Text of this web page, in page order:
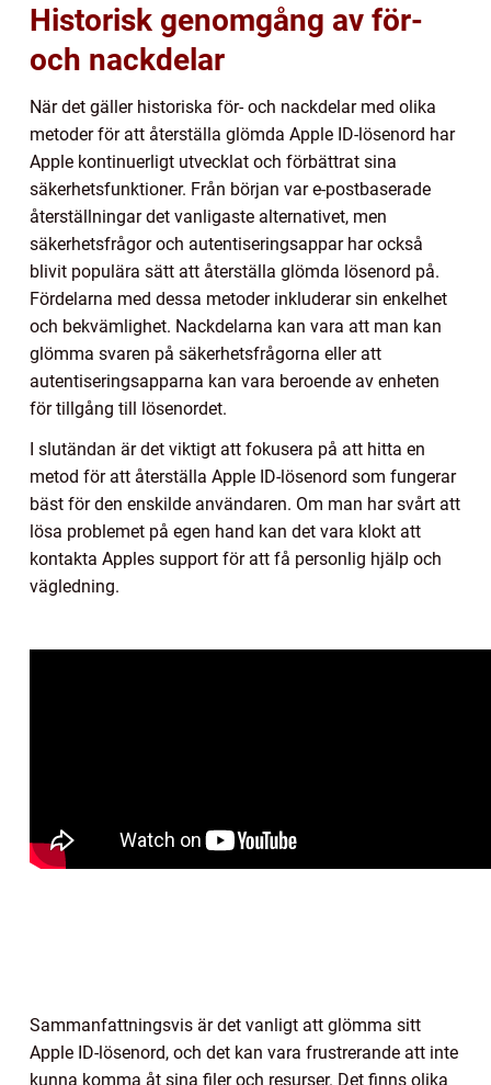
Historisk genomgång av för-
och nackdelar
När det gäller historiska för- och nackdelar med olika
metoder för att återställa glömda Apple ID-lösenord har
Apple kontinuerligt utvecklat och förbättrat sina
säkerhetsfunktioner. Från början var e-postbaserade
återställningar det vanligaste alternativet, men
säkerhetsfrågor och autentiseringsappar har också
blivit populära sätt att återställa glömda lösenord på.
Fördelarna med dessa metoder inkluderar sin enkelhet
och bekvämlighet. Nackdelarna kan vara att man kan
glömma svaren på säkerhetsfrågorna eller att
autentiseringsapparna kan vara beroende av enheten
för tillgång till lösenordet.
I slutändan är det viktigt att fokusera på att hitta en
metod för att återställa Apple ID-lösenord som fungerar
bäst för den enskilde användaren. Om man har svårt att
lösa problemet på egen hand kan det vara klokt att
kontakta Apples support för att få personlig hjälp och
vägledning.
Sammanfattningsvis är det vanligt att glömma sitt
Apple ID-lösenord, och det kan vara frustrerande att inte
kunna komma åt sina filer och resurser. Det finns olika